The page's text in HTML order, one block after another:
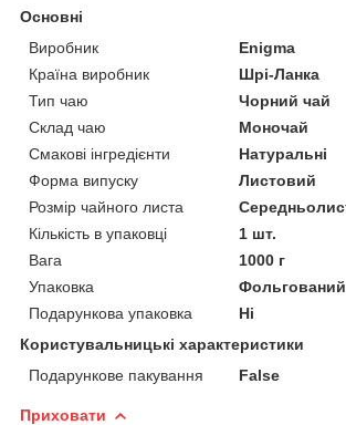
Основні
Виробник
Enigma
Країна виробник
Шрі-Ланка
Тип чаю
Чорний чай
Склад чаю
Моночай
Смакові інгредієнти
Натуральні
Форма випуску
Листовий
Розмір чайного листа
Кількість в упаковці
1 шт.
Вага
1000 г
Упаковка
Фольгований
Подарункова упаковка
Ні
Користувальницькі характеристики
Подарункове пакування
False
Приховати